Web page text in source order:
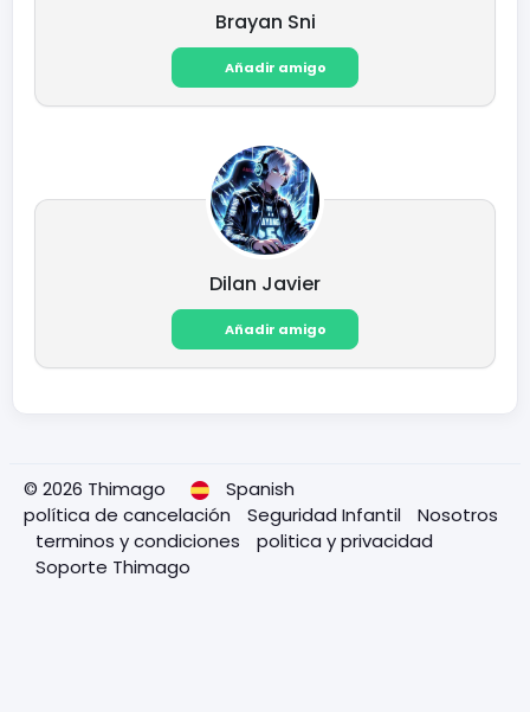
Brayan Sni
Añadir amigo
Dilan Javier
Añadir amigo
© 2026 Thimago
Spanish
política de cancelación
Seguridad Infantil
Nosotros
terminos y condiciones
politica y privacidad
Soporte Thimago